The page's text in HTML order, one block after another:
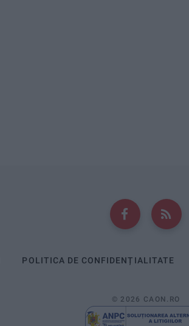
POLITICA DE CONFIDENȚIALITATE
© 2026 CAON.RO